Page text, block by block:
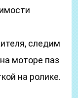
следим
моторе паз
на ролике.